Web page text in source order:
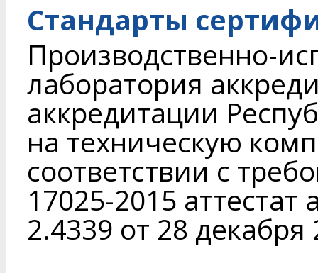
Стандарты
Производственно-
лаборатория
аккредитации
на техническую
соответствии с
17025-2015
2.4339 от 28 декабря